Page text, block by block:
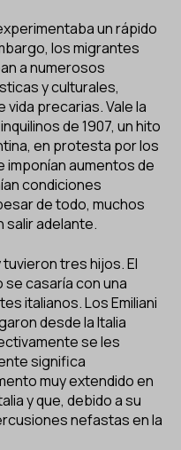
un rápido
los migrantes
a numerosos
y culturales,
precarias. Vale la
de 1907, un hito
en protesta por los
aumentos de
condiciones
de todo, muchos
salir adelante.
tres hijos. El
se casaría con una
italianos. Los Emiliani
desde la Italia
se les
significa
muy extendido en
y que, debido a su
nefastas en la